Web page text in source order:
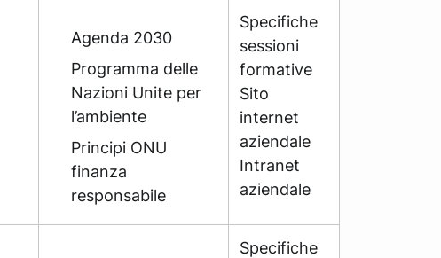
Agenda 2030
Programma delle
Nazioni Unite per
l’ambiente
Principi ONU
finanza
responsabile
Specifiche
sessioni
formative
Sito
internet
aziendale
Intranet
aziendale
Specifiche